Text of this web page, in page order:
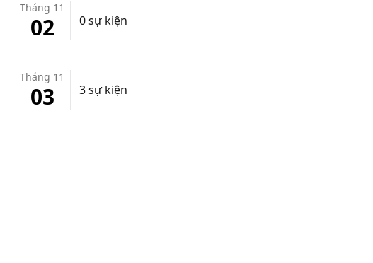
Tháng 11
02 0 sự kiện
Tháng 11
03 3 sự kiện